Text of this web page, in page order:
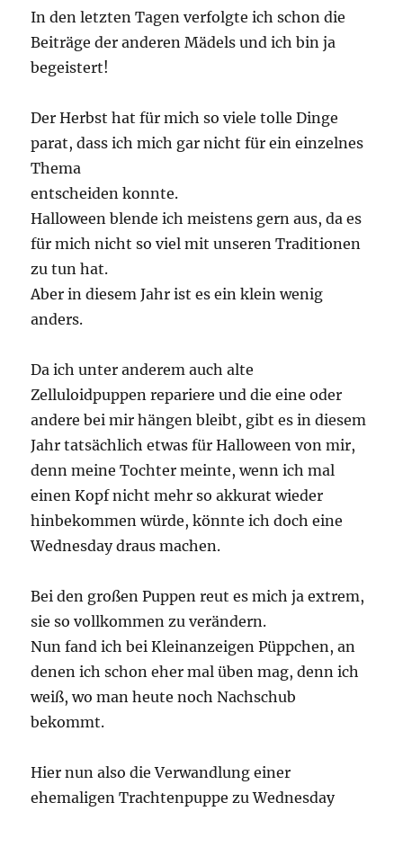
In den letzten Tagen verfolgte ich schon die
Beiträge der anderen Mädels und ich bin ja
begeistert!
Der Herbst hat für mich so viele tolle Dinge
parat, dass ich mich gar nicht für ein einzelnes
Thema
entscheiden konnte.
Halloween blende ich meistens gern aus, da es
für mich nicht so viel mit unseren Traditionen
zu tun hat.
Aber in diesem Jahr ist es ein klein wenig
anders.
Da ich unter anderem auch alte
Zelluloidpuppen repariere und die eine oder
andere bei mir hängen bleibt, gibt es in diesem
Jahr tatsächlich etwas für Halloween von mir,
denn meine Tochter meinte, wenn ich mal
einen Kopf nicht mehr so akkurat wieder
hinbekommen würde, könnte ich doch eine
Wednesday draus machen.
Bei den großen Puppen reut es mich ja extrem,
sie so vollkommen zu verändern.
Nun fand ich bei Kleinanzeigen Püppchen, an
denen ich schon eher mal üben mag, denn ich
weiß, wo man heute noch Nachschub
bekommt.
Hier nun also die Verwandlung einer
ehemaligen Trachtenpuppe zu Wednesday